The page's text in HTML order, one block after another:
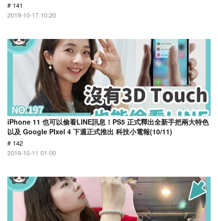
# 141
2019-10-17 10:20
iPhone 11 也可以偷看LINE訊息！PS5 正式釋出全新手把兩大特色
以及 Google PIxel 4 下週正式推出 科技小電報(10/11)
# 142
2019-10-11 01:00